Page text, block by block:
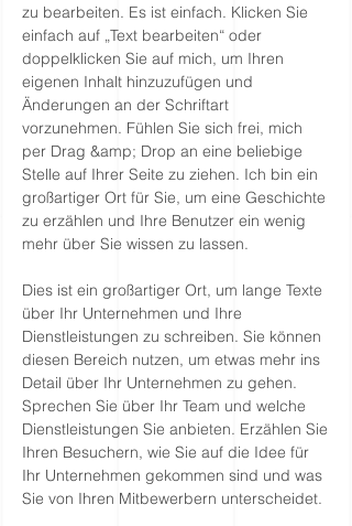
zu bearbeiten. Es ist einfach. Klicken Sie
einfach auf „Text bearbeiten“ oder
doppelklicken Sie auf mich, um Ihren
eigenen Inhalt hinzuzufügen und
Änderungen an der Schriftart
vorzunehmen. Fühlen Sie sich frei, mich
per Drag &amp; Drop an eine beliebige
Stelle auf Ihrer Seite zu ziehen. Ich bin ein
großartiger Ort für Sie, um eine Geschichte
zu erzählen und Ihre Benutzer ein wenig
mehr über Sie wissen zu lassen.
Dies ist ein großartiger Ort, um lange Texte
über Ihr Unternehmen und Ihre
Dienstleistungen zu schreiben. Sie können
diesen Bereich nutzen, um etwas mehr ins
Detail über Ihr Unternehmen zu gehen.
Sprechen Sie über Ihr Team und welche
Dienstleistungen Sie anbieten. Erzählen Sie
Ihren Besuchern, wie Sie auf die Idee für
Ihr Unternehmen gekommen sind und was
Sie von Ihren Mitbewerbern unterscheidet.